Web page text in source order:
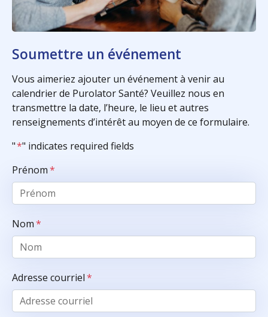
Soumettre un événement
Vous aimeriez ajouter un événement à venir au
calendrier de Purolator Santé? Veuillez nous en
transmettre la date, l’heure, le lieu et autres
renseignements d’intérêt au moyen de ce formulaire.
"*" indicates required fields
Prénom*
Nom*
Adresse courriel*